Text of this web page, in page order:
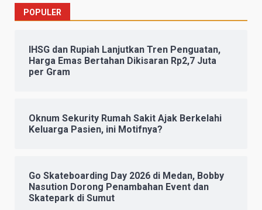
POPULER
IHSG dan Rupiah Lanjutkan Tren Penguatan,
Harga Emas Bertahan Dikisaran Rp2,7 Juta
per Gram
Oknum Sekurity Rumah Sakit Ajak Berkelahi
Keluarga Pasien, ini Motifnya?
Go Skateboarding Day 2026 di Medan, Bobby
Nasution Dorong Penambahan Event dan
Skatepark di Sumut